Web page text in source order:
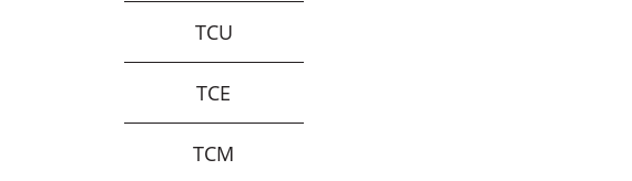
TCU
TCE
TCM